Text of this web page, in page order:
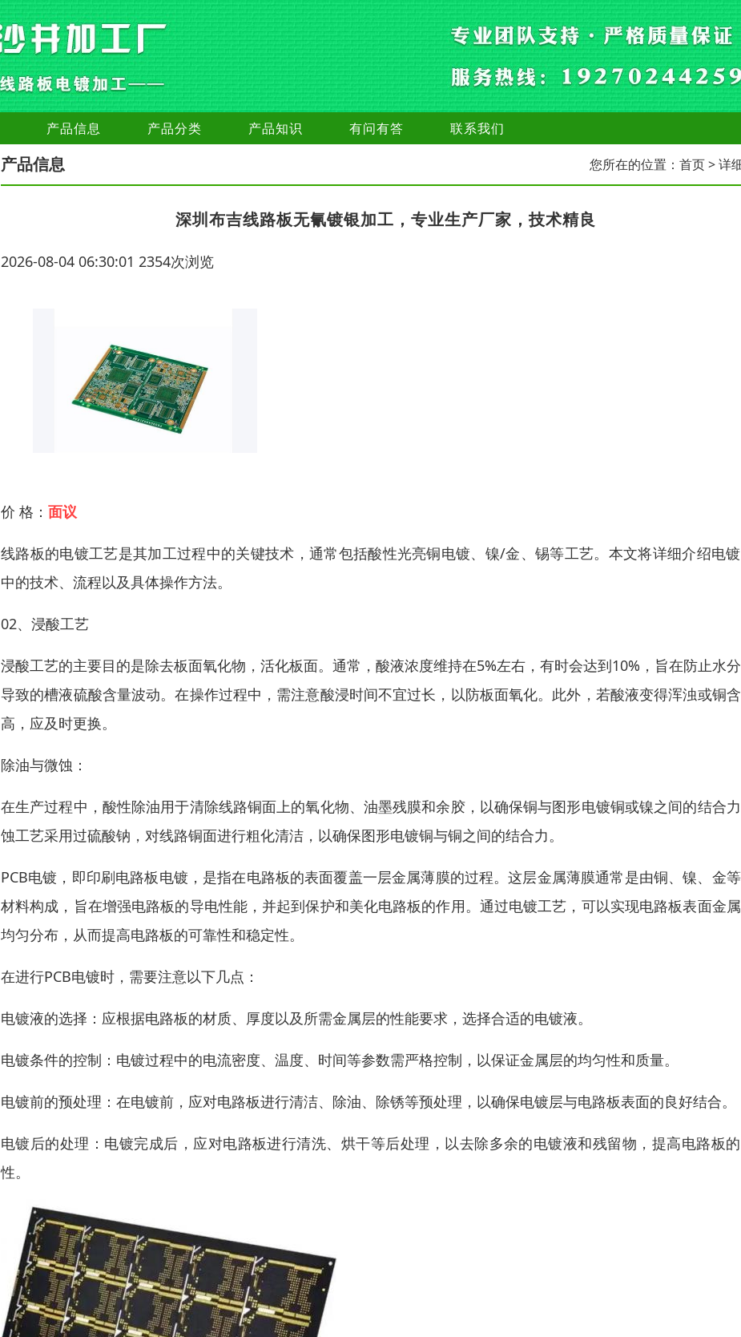
产品信息 产品分类 产品知识 有问有答 联系我们
产品信息 您所在的位置： 首页> 详
深圳布吉线路板无氰镀银加工，专业生产厂家，技术精良
2026-08-04 06:30:01 2354次浏览
价 格： 面议
线路板的电镀工艺是其加工过程中的关键技术，通常包括酸性光亮铜电镀、镍/金、锡等工艺。本文将详细介绍电
中的技术、流程以及具体操作方法。
02、浸酸工艺
浸酸工艺的主要目的是除去板面氧化物，活化板面。通常，酸液浓度维持在5%左右，有时会达到10%，旨在防止水
导致的槽液硫酸含量波动。在操作过程中，需注意酸浸时间不宜过长，以防板面氧化。此外，若酸液变得浑浊或铜
高，应及时更换。
除油与微蚀：
在生产过程中，酸性除油用于清除线路铜面上的氧化物、油墨残膜和余胶，以确保铜与图形电镀铜或镍之间的结合
蚀工艺采用过硫酸钠，对线路铜面进行粗化清洁，以确保图形电镀铜与铜之间的结合力。
PCB电镀，即印刷电路板电镀，是指在电路板的表面覆盖一层金属薄膜的过程。这层金属薄膜通常是由铜、镍、金
材料构成，旨在增强电路板的导电性能，并起到保护和美化电路板的作用。通过电镀工艺，可以实现电路板表面金
均匀分布，从而提高电路板的可靠性和稳定性。
在进行PCB电镀时，需要注意以下几点：
电镀液的选择：应根据电路板的材质、厚度以及所需金属层的性能要求，选择合适的电镀液。
电镀条件的控制：电镀过程中的电流密度、温度、时间等参数需严格控制，以保证金属层的均匀性和质量。
电镀前的预处理：在电镀前，应对电路板进行清洁、除油、除锈等预处理，以确保电镀层与电路板表面的良好结合。
电镀后的处理：电镀完成后，应对电路板进行清洗、烘干等后处理，以去除多余的电镀液和残留物，提高电路板
性。